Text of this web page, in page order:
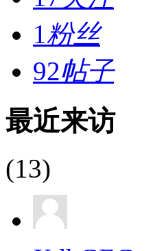
1粉丝
92帖子
最近来访
(13)